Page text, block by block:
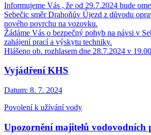
Informujeme Vás , že od 29.7.2024 bude
Sebečic směr Drahoňův Újezd z důvodu
nového povrchu na vozovku.
Žádáme Vás o bezpečný pohyb na návsi v
zahájení prací a výskytu techniky.
Hlášeno ob. rozhlasem dne 28.7.2024 v
Vyjádření KHS
Datum: 8. 7. 2024
Povolení k užívání vody
Upozornění majitelů vodovodních